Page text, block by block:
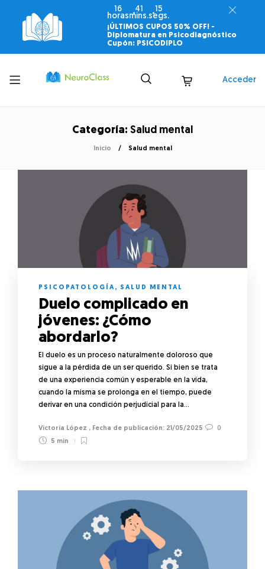
16
horas
41
mins.
14
segs.
¡ÚLTIMOS CUPOS 50% OFF! -
Diplomatura en Psicodiagnóstico
Cupón: PSICODIPLO
Toggle
menu
Acceder
Categoría: Salud mental
Inicio Salud mental
PSICOPATOLOGÍA, SALUD MENTAL
Duelo complicado en
jóvenes: ¿Cómo
abordarlo?
El duelo es un proceso naturalmente doloroso que
sigue a la pérdida de un ser querido. Si bien se trata
de una experiencia común y esperable en la vida,
cuando la misma se prolonga en el tiempo, puede
derivar en una condición perjudicial para la…
Victoria López , 21/05/2025
0
5 min